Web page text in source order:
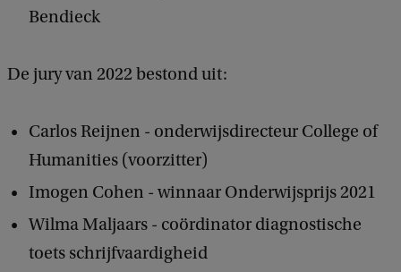
Bendieck
De jury van 2022 bestond uit:
Carlos Reijnen - onderwijsdirecteur College of
Humanities (voorzitter)
Imogen Cohen - winnaar Onderwijsprijs 2021
Wilma Maljaars - coördinator diagnostische
toets schrijfvaardigheid